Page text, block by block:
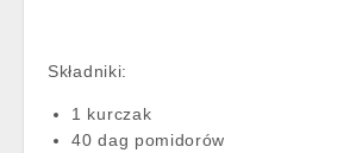
Składniki:
1 kurczak
40 dag pomidorów